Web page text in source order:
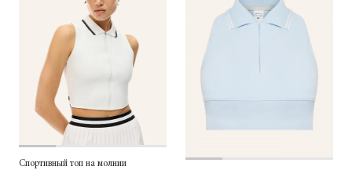
Спортивный топ на молнии